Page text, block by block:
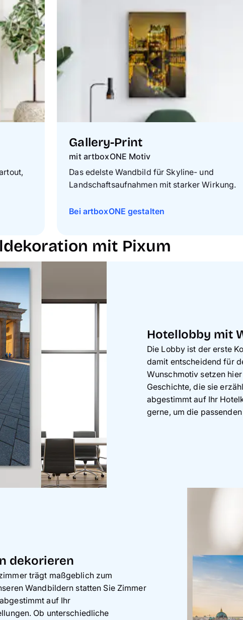
Gallery-Print
mit artboxONE Motiv
Das edelste Wandbild für Skyline- und
Landschaftsaufnahmen mit starker Wirkung.
Bei artboxONE gestalten
mit Pixum
Hotellobby mit
Die Lobby ist der erste
damit entscheidend für
Wunschmotiv setzen
Geschichte, die sie
abgestimmt auf Ihr
gerne, um die
dekorieren
trägt maßgeblich zum
Wandbildern statten Sie Zimmer
auf Ihr
Ob unterschiedliche